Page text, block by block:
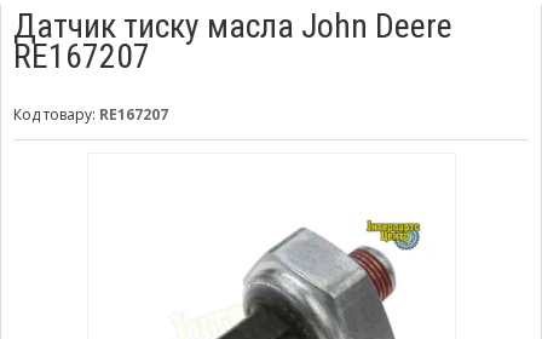
Датчик тиску масла John Deere
RE167207
Код товару: RE167207